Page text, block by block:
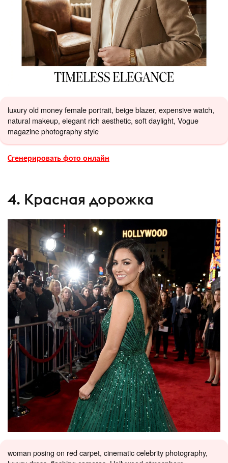
luxury old money female portrait, beige blazer, expensive watch,
natural makeup, elegant rich aesthetic, soft daylight, Vogue
magazine photography style
Сгенерировать фото онлайн
4. Красная дорожка
woman posing on red carpet, cinematic celebrity photography,